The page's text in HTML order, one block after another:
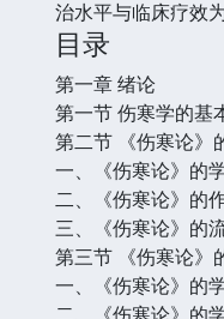
治水平与临床疗效
目录
第一章 绪论
第一节 伤寒学的基
第二节 《伤寒论》
一、《伤寒论》的
二、《伤寒论》的
三、《伤寒论》的
第三节 《伤寒论》
一、《伤寒论》的